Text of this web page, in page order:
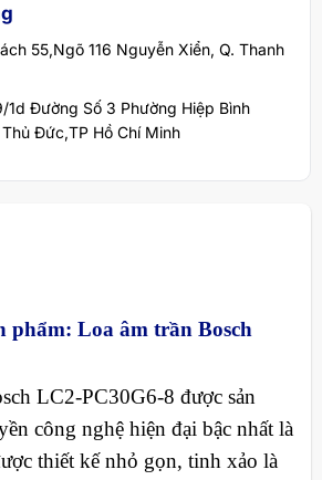
55,Ngõ 116 Nguyễn Xiển, Q. Thanh
1d Đường Số 3 Phường Hiệp Bình
Đức,TP Hồ Chí Minh
phẩm: Loa âm trần Bosch
LC2‑PC30G6‑8 được sản
công nghệ hiện đại bậc nhất là
thiết kế nhỏ gọn, tinh xảo là